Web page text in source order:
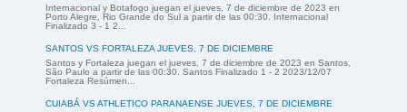
Internacional y Botafogo juegan el jueves, 7 de diciembre de 2023 en
Porto Alegre, Rio Grande do Sul a partir de las 00:30. Internacional
Finalizado 3 - 1 2...
SANTOS VS FORTALEZA JUEVES, 7 DE DICIEMBRE
Santos y Fortaleza juegan el jueves, 7 de diciembre de 2023 en Santos,
São Paulo a partir de las 00:30. Santos Finalizado 1 - 2 2023/12/07
Fortaleza Resúmen...
CUIABÁ VS ATHLETICO PARANAENSE JUEVES, 7 DE DICIEMBRE